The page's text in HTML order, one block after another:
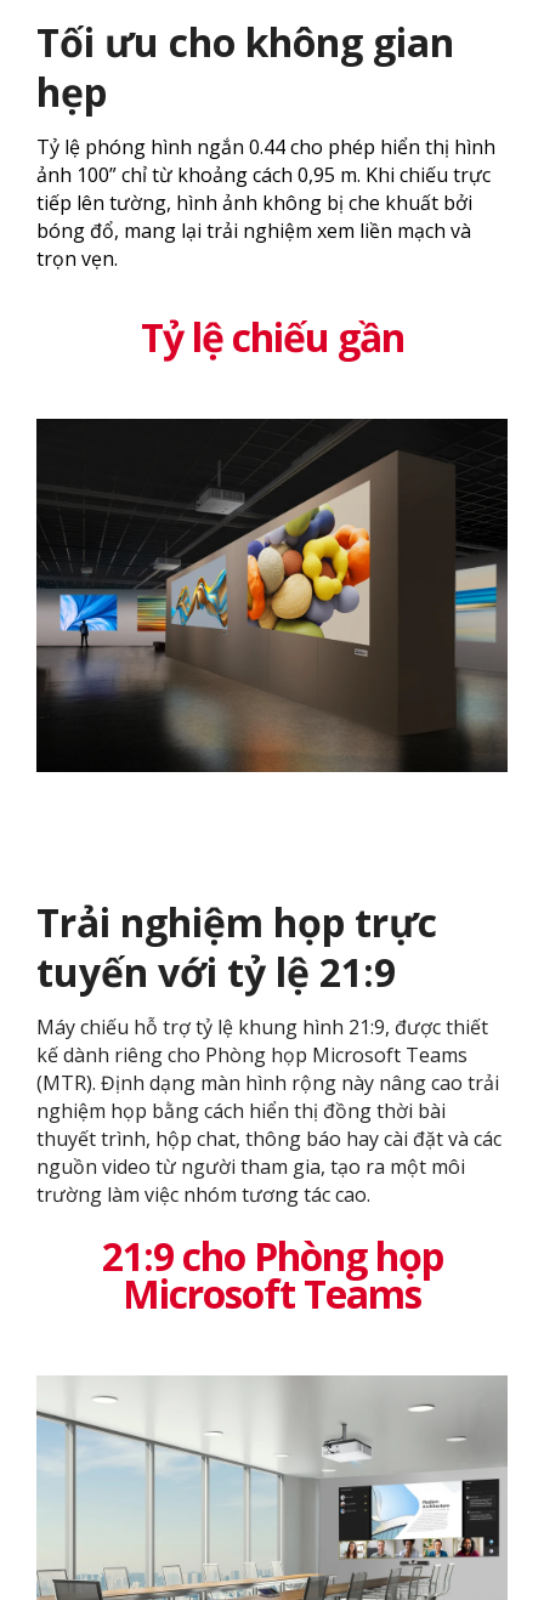
Tối ưu cho không gian
hẹp
Tỷ lệ phóng hình ngắn 0.44 cho phép hiển thị hình
ảnh 100” chỉ từ khoảng cách 0,95 m. Khi chiếu trực
tiếp lên tường, hình ảnh không bị che khuất bởi
bóng đổ, mang lại trải nghiệm xem liền mạch và
trọn vẹn.
Tỷ lệ chiếu gần
Trải nghiệm họp trực
tuyến với tỷ lệ 21:9
Máy chiếu hỗ trợ tỷ lệ khung hình 21:9, được thiết
kế dành riêng cho Phòng họp Microsoft Teams
(MTR). Định dạng màn hình rộng này nâng cao trải
nghiệm họp bằng cách hiển thị đồng thời bài
thuyết trình, hộp chat, thông báo hay cài đặt và các
nguồn video từ người tham gia, tạo ra một môi
trường làm việc nhóm tương tác cao.
21:9 cho Phòng họp
Microsoft Teams